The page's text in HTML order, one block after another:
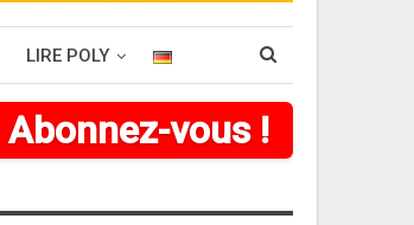
LIRE POLY
Abonnez-vous !